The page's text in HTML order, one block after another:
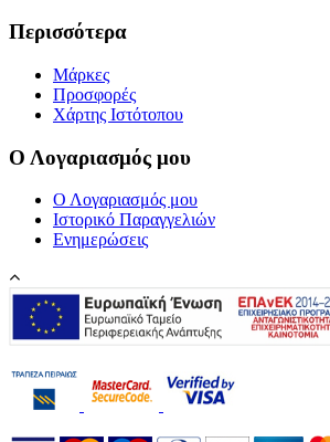
Περισσότερα
Μάρκες
Προσφορές
Χάρτης Ιστότοπου
Ο Λογαριασμός μου
Ο Λογαριασμός μου
Ιστορικό Παραγγελιών
Ενημερώσεις